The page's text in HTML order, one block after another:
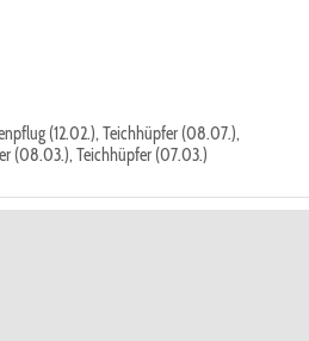
(12.02.), Teichhüpfer (08.07.),
(08.03.), Teichhüpfer (07.03.)